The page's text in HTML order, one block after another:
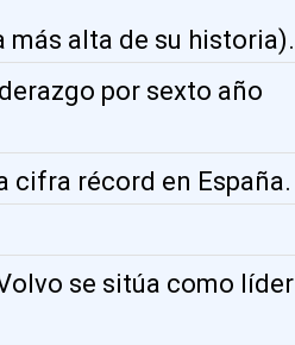
más alta de su historia).
por sexto año
cifra récord en España.
se sitúa como líder